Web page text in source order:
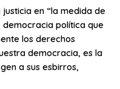
en “la medida de
política que
los derechos
democracia, es la
a sus esbirros,